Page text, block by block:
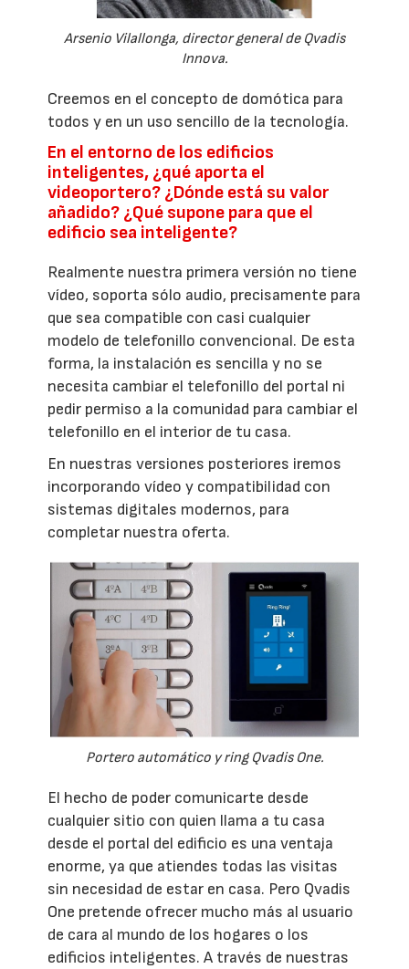
Arsenio Vilallonga, director general de Qvadis
Innova.
Creemos en el concepto de domótica para
todos y en un uso sencillo de la tecnología.
En el entorno de los edificios
inteligentes, ¿qué aporta el
videoportero? ¿Dónde está su valor
añadido? ¿Qué supone para que el
edificio sea inteligente?
Realmente nuestra primera versión no tiene
vídeo, soporta sólo audio, precisamente para
que sea compatible con casi cualquier
modelo de telefonillo convencional. De esta
forma, la instalación es sencilla y no se
necesita cambiar el telefonillo del portal ni
pedir permiso a la comunidad para cambiar el
telefonillo en el interior de tu casa.
En nuestras versiones posteriores iremos
incorporando vídeo y compatibilidad con
sistemas digitales modernos, para
completar nuestra oferta.
Portero automático y ring Qvadis One.
El hecho de poder comunicarte desde
cualquier sitio con quien llama a tu casa
desde el portal del edificio es una ventaja
enorme, ya que atiendes todas las visitas
sin necesidad de estar en casa. Pero Qvadis
One pretende ofrecer mucho más al usuario
de cara al mundo de los hogares o los
edificios inteligentes. A través de nuestras